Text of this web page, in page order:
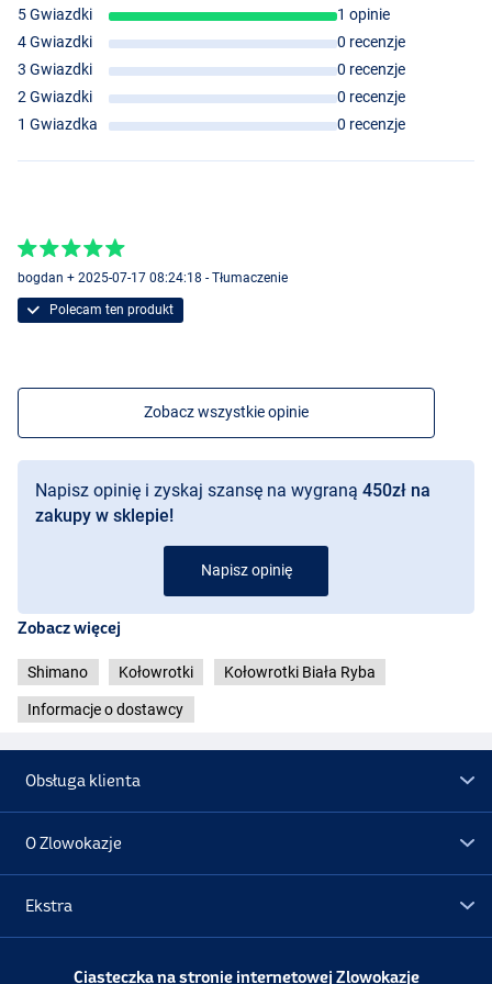
- Maksymalny uciąg: 11 kg
5 Gwiazdki
1 opinie
4 Gwiazdki
0 recenzje
3 Gwiazdki
0 recenzje
2 Gwiazdki
0 recenzje
1 Gwiazdka
0 recenzje
bogdan + 2025-07-17 08:24:18 - Tłumaczenie
Polecam ten produkt
Zobacz wszystkie opinie
Napisz opinię i zyskaj szansę na wygraną 450zł na
zakupy w sklepie!
Napisz opinię
Zobacz więcej
Shimano Kołowrotki Kołowrotki Biała Ryba
Informacje o dostawcy
Obsługa klienta
O Zlowokazje
Ekstra
PromocjeCiasteczka na stronie internetowej Zlowokazje